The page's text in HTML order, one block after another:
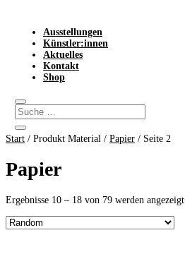
Ausstellungen
Künstler:innen
Aktuelles
Kontakt
Shop
Start / Produkt Material / Papier / Seite 2
Papier
Ergebnisse 10 – 18 von 79 werden angezeigt